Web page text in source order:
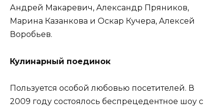
Андрей Макаревич, Александр Пряников,
Марина Казанкова и Оскар Кучера, Алексей
Воробьев.
Кулинарный поединок
Пользуется особой любовью посетителей. В
2009 году состоялось беспрецедентное шоу с